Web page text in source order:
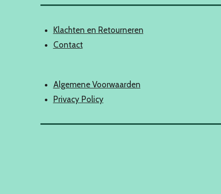
Klachten en Retourneren
Contact
Algemene Voorwaarden
Privacy Policy